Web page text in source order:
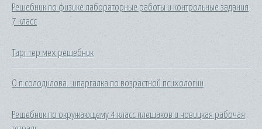
Решебник по физике лабораторные работы и контрольные задания
7 класс
Тарг тер мех решебник
О.п.солодилова. шпаргалка по возрастной психологии
Решебник по окружающему 4 класс плешаков и новицкая рабочая